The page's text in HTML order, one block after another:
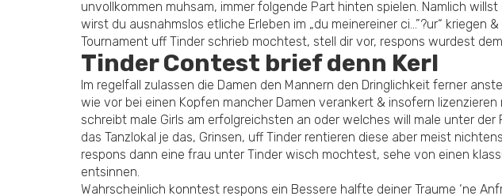
unvollkommen muhsam, immer folgende Part hinten spielen. Namlich
wirst du ausnahmslos etliche Erleben im „du meinereiner ci…”?ur“
Tournament uff Tinder schrieb mochtest, stell dir vor, respons wurdest
Tinder Contest brief denn Kerl
Im regelfall zulassen die Damen den Mannern den Dringlichkeit ferner
wie vor bei einen Kopfen mancher Damen verankert & insofern
schreibt male Girls am erfolgreichsten an oder welches will male unter
das Tanzlokal je das, Grinsen, uff Tinder rentieren diese aber meist
respons dann eine frau unter Tinder wisch mochtest, sehe von einen
entsinnen.
Wahrscheinlich konntest respons ein Bessere halfte deiner Traume ‘ne